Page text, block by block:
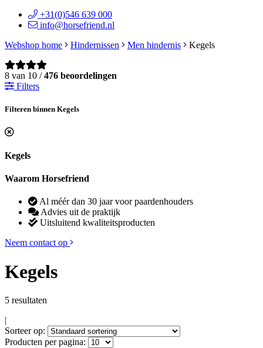
+31(0)546 639 000
info@horsefriend.nl
Webshop home
Hindernissen Men hindernis Kegels
8 van 10 /476 beoordelingen
Filters
Filteren binnen Kegels
Kegels
Waarom Horsefriend
Al méér dan 30 jaar voor paardenhouders
Advies uit de praktijk
Uitsluitend kwaliteitsproducten
Neem contact op
Kegels
5 resultaten
|
Sorteer op:
Producten per pagina: